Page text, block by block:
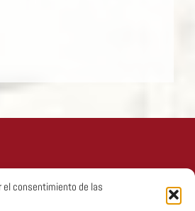
el consentimiento de las